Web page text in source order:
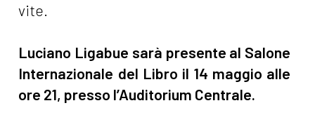
vite.
Luciano Ligabue sarà presente al Salone
Internazionale del Libro il 14 maggio alle
ore 21, presso l’Auditorium Centrale.